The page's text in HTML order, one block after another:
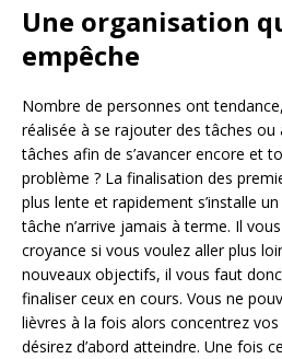
Une organisation
empêche
Nombre de personnes ont
réalisée à se rajouter des tâches
tâches afin de s’avancer encore et
problème ? La finalisation des
plus lente et rapidement s’installe
tâche n’arrive jamais à terme. Il
croyance si vous voulez aller plus
nouveaux objectifs, il vous faut
finaliser ceux en cours. Vous ne
lièvres à la fois alors concentrez
désirez d’abord atteindre. Une fois